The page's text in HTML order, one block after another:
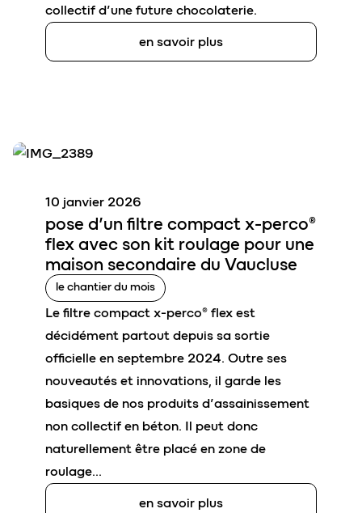
collectif d’une future chocolaterie.
en savoir plus
pose d’un filtre compact x-perco®
flex avec son kit roulage pour une
maison secondaire du Vaucluse
10 janvier 2026
le chantier du mois
Le filtre compact x-perco® flex est
décidément partout depuis sa sortie
officielle en septembre 2024. Outre ses
nouveautés et innovations, il garde les
basiques de nos produits d’assainissement
non collectif en béton. Il peut donc
naturellement être placé en zone de
roulage…
en savoir plus